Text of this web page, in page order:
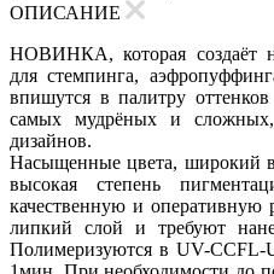
ОПИСАНИЕ
НОВИНКА, которая создаёт
для стемпинга,
впишутся в палитру
самых мудрёных и
дизайнов.
Насыщенные цвета, широкий
высокая степень
качественную и оперативную
липкий слой и требуют
Полимеризуются в UV-CCFL-